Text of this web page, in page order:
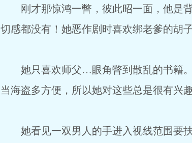
刚才那惊鸿一瞥，彼此昭一面，他是背
切感都没有！她恶作剧时喜欢绑老爹的胡
她只喜欢师父…眼角瞥到散乱的书籍。
当海盗多方便，所以她对这些总是很有兴
她看见一双男人的手进入视线范围要扶